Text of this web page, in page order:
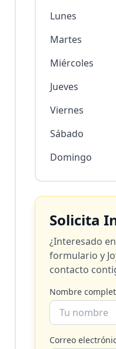
Lunes
Martes
Miércoles
Jueves
Viernes
Sábado
Domingo
Solicita
¿Interesado
formulario y
contacto
Nombre
Correo